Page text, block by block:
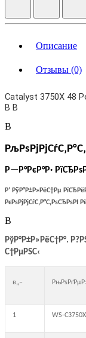
Описание
Отзывы (0)
Catalyst 3750X
В В
В
Р—Р°РєР°Р·
Р’ РўР°Р±Р»РёС†Рµ
В
РўР°Р±Р»РёС†Р°.
С†РµРЅС‹
в„–
1 WS-